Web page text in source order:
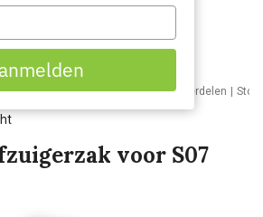
Stofzuigers en onderdelen
voor S07